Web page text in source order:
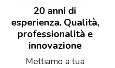
20 anni di
esperienza. Qualità,
professionalità e
innovazione
Mettiamo a tua